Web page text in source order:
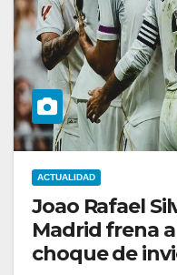
ACTUALIDAD
Joao Rafael
Madrid frena
choque de